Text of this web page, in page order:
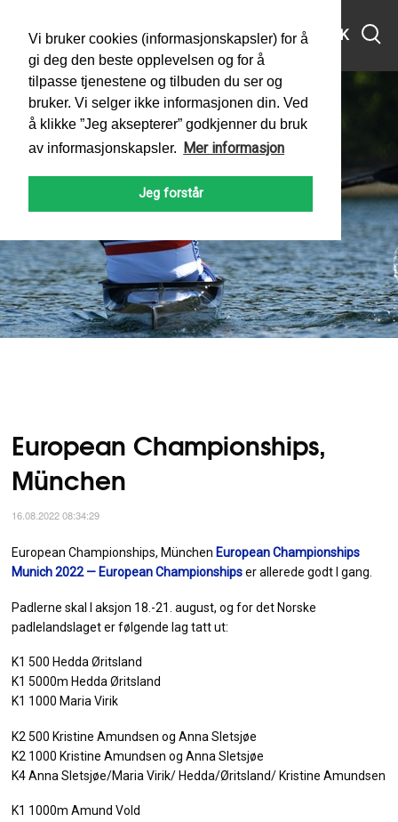
Vi bruker cookies (informasjonskapsler) for å
gi deg den beste opplevelsen og for å
tilpasse tjenestene og tilbuden du ser og
bruker. Vi selger ikke informasjonen din. Ved
å klikke ”Jeg aksepterer” godkjenner du bruk
av informasjonskapsler.
Mer informasjon
Jeg forstår
MENY SØK
European Championships,
München
16.08.2022 08:34:29
European Championships, München European Championships
Munich 2022 — European Championshipser allerede godt I gang.
Padlerne skal I aksjon 18.-21. august, og for det Norske
padlelandslaget er følgende lag tatt ut:
K1 500 Hedda Øritsland
K1 5000m Hedda Øritsland
K1 1000 Maria Virik
K2 500 Kristine Amundsen og Anna Sletsjøe
K2 1000 Kristine Amundsen og Anna Sletsjøe
K4 Anna Sletsjøe/Maria Virik/ Hedda/Øritsland/ Kristine Amundsen
K1 1000m Amund Vold